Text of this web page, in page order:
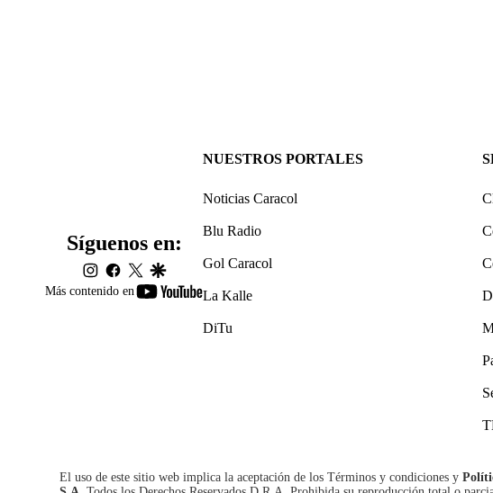
Más contenido en
youtube-
Síguenos en:
instagram
facebook
twittergoogle
NUESTROS PORTALES
Noticias Caracol
Blu Radio
Gol Caracol
La Kalle
DiTu
El uso de este sitio web implica la aceptación de los Términos y condiciones y